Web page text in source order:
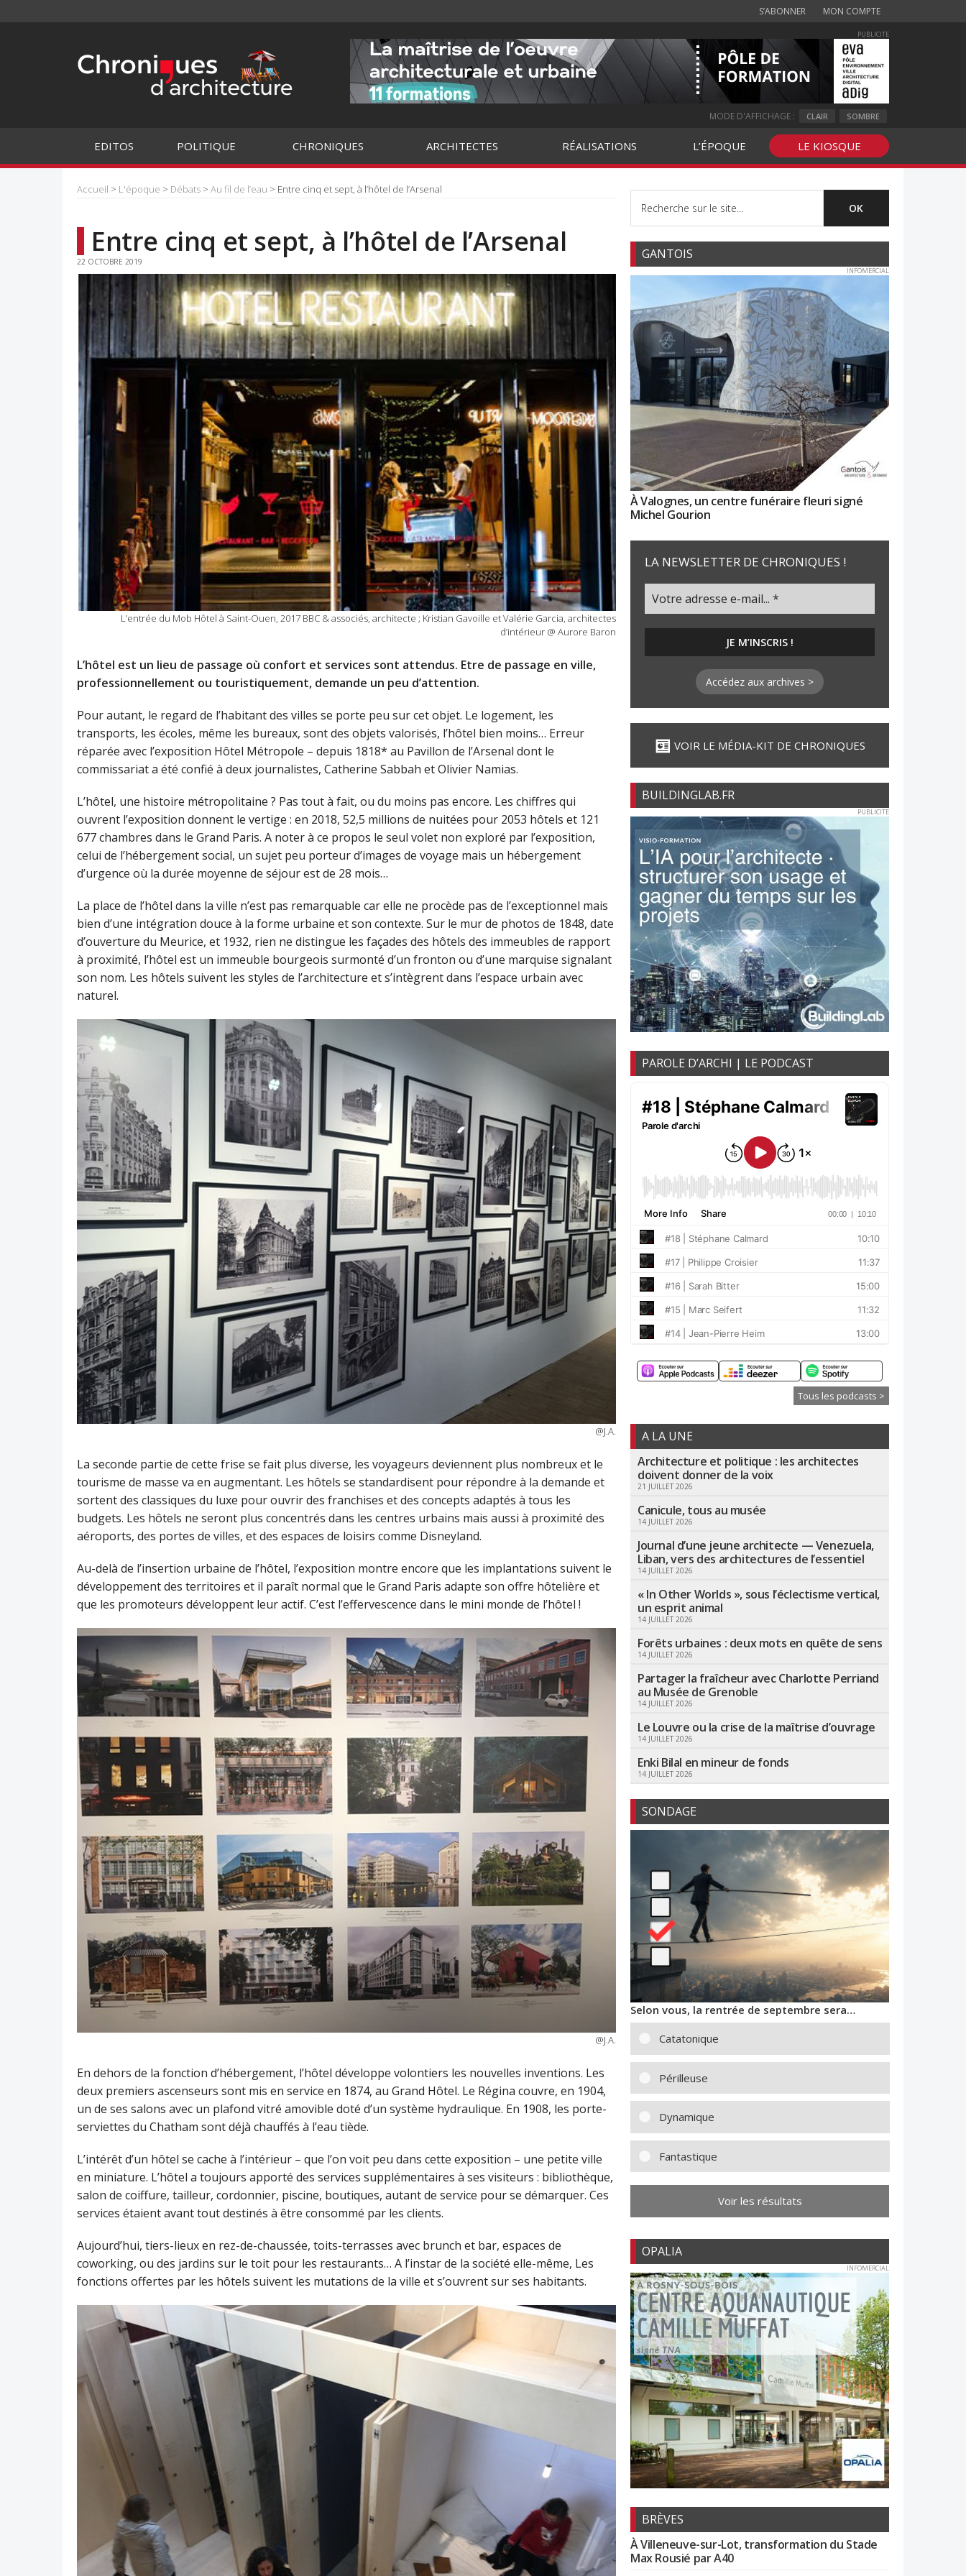
S’ABONNER MON COMPTE
PUBLICITE
MODE D'AFFICHAGE : CLAIR SOMBRE
EDITOS POLITIQUE CHRONIQUES ARCHITECTES RÉALISATIONS L’ÉPOQUE LE KIOSQUE
Accueil > L'époque > Débats > Au fil de l’eau > Entre cinq et sept, à l’hôtel de l’Arsenal
Entre cinq et sept, à l’hôtel de l’Arsenal
22 OCTOBRE 2019
L’entrée du Mob Hôtel à Saint-Ouen, 2017 BBC & associés, architecte ; Kristian Gavoille et Valérie Garcia, architectes
d’intérieur @ Aurore Baron
L’hôtel est un lieu de passage où confort et services sont attendus. Etre de passage en ville,
professionnellement ou touristiquement, demande un peu d’attention.
Pour autant, le regard de l’habitant des villes se porte peu sur cet objet. Le logement, les
transports, les écoles, même les bureaux, sont des objets valorisés, l’hôtel bien moins… Erreur
réparée avec l’exposition Hôtel Métropole – depuis 1818* au Pavillon de l’Arsenal dont le
commissariat a été confié à deux journalistes, Catherine Sabbah et Olivier Namias.
L’hôtel, une histoire métropolitaine ? Pas tout à fait, ou du moins pas encore. Les chiffres qui
ouvrent l’exposition donnent le vertige : en 2018, 52,5 millions de nuitées pour 2053 hôtels et 121
677 chambres dans le Grand Paris. A noter à ce propos le seul volet non exploré par l’exposition,
celui de l’hébergement social, un sujet peu porteur d’images de voyage mais un hébergement
d’urgence où la durée moyenne de séjour est de 28 mois…
La place de l’hôtel dans la ville n’est pas remarquable car elle ne procède pas de l’exceptionnel mais
bien d’une intégration douce à la forme urbaine et son contexte. Sur le mur de photos de 1848, date
d’ouverture du Meurice, et 1932, rien ne distingue les façades des hôtels des immeubles de rapport
à proximité, l’hôtel est un immeuble bourgeois surmonté d’un fronton ou d’une marquise signalant
son nom. Les hôtels suivent les styles de l’architecture et s’intègrent dans l’espace urbain avec
naturel.
@J.A.
La seconde partie de cette frise se fait plus diverse, les voyageurs deviennent plus nombreux et le
tourisme de masse va en augmentant. Les hôtels se standardisent pour répondre à la demande et
sortent des classiques du luxe pour ouvrir des franchises et des concepts adaptés à tous les
budgets. Les hôtels ne seront plus concentrés dans les centres urbains mais aussi à proximité des
aéroports, des portes de villes, et des espaces de loisirs comme Disneyland.
Au-delà de l’insertion urbaine de l’hôtel, l’exposition montre encore que les implantations suivent le
développement des territoires et il paraît normal que le Grand Paris adapte son offre hôtelière et
que les promoteurs développent leur actif. C’est l’effervescence dans le mini monde de l’hôtel !
@J.A.
En dehors de la fonction d’hébergement, l’hôtel développe volontiers les nouvelles inventions. Les
deux premiers ascenseurs sont mis en service en 1874, au Grand Hôtel. Le Régina couvre, en 1904,
un de ses salons avec un plafond vitré amovible doté d’un système hydraulique. En 1908, les porte-
serviettes du Chatham sont déjà chauffés à l’eau tiède.
L’intérêt d’un hôtel se cache à l’intérieur – que l’on voit peu dans cette exposition – une petite ville
en miniature. L’hôtel a toujours apporté des services supplémentaires à ses visiteurs : bibliothèque,
salon de coiffure, tailleur, cordonnier, piscine, boutiques, autant de service pour se démarquer. Ces
services étaient avant tout destinés à être consommé par les clients.
Aujourd’hui, tiers-lieux en rez-de-chaussée, toits-terrasses avec brunch et bar, espaces de
coworking, ou des jardins sur le toit pour les restaurants… A l’instar de la société elle-même, Les
fonctions offertes par les hôtels suivent les mutations de la ville et s’ouvrent sur ses habitants.
GANTOIS
INFOMERCIAL
À Valognes, un centre funéraire fleuri signé
Michel Gourion
LA NEWSLETTER DE CHRONIQUES !
Accédez aux archives >
VOIR LE MÉDIA-KIT DE CHRONIQUES
BUILDINGLAB.FR
PUBLICITE
PAROLE D’ARCHI | LE PODCAST
Tous les podcasts >
A LA UNE
Architecture et politique : les architectes
doivent donner de la voix
21 JUILLET 2026
Canicule, tous au musée
14 JUILLET 2026
Journal d’une jeune architecte — Venezuela,
Liban, vers des architectures de l’essentiel
14 JUILLET 2026
« In Other Worlds », sous l’éclectisme vertical,
un esprit animal
14 JUILLET 2026
Forêts urbaines : deux mots en quête de sens
14 JUILLET 2026
Partager la fraîcheur avec Charlotte Perriand
au Musée de Grenoble
14 JUILLET 2026
Le Louvre ou la crise de la maîtrise d’ouvrage
14 JUILLET 2026
Enki Bilal en mineur de fonds
14 JUILLET 2026
SONDAGE
Selon vous, la rentrée de septembre sera…
Catatonique
Périlleuse
Dynamique
Fantastique
Voir les résultats
OPALIA
INFOMERCIAL
BRÈVES
À Villeneuve-sur-Lot, transformation du Stade
Max Rousié par A40